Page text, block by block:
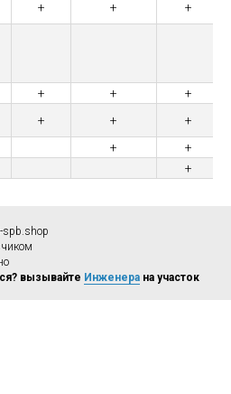
+ +
+
+ +
+
+ +
+
+
+
+
spb.shop
вызывайте Инженера на участок